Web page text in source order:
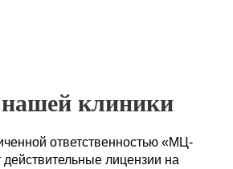
клиники
ответственностью «МЦ-
лицензии на